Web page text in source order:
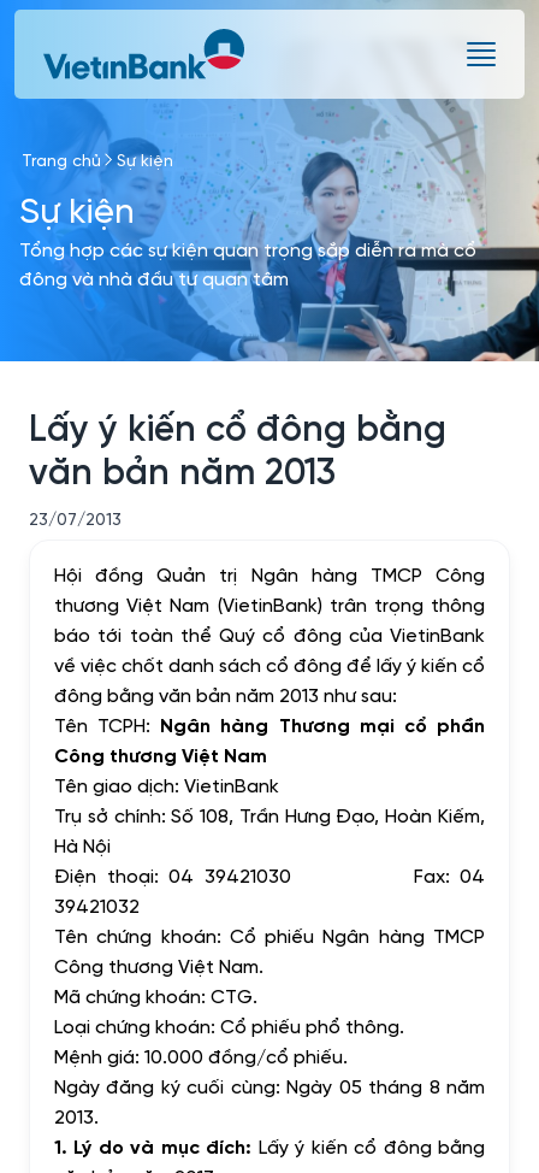
Skip to Main Content
Trang chủ Sự kiện
Sự kiện
Tổng hợp các sự kiện quan trọng sắp diễn ra mà cổ
đông và nhà đầu tư quan tâm
Lấy ý kiến cổ đông bằng
văn bản năm 2013
23/07/2013
Hội đồng Quản trị Ngân hàng TMCP Công
thương Việt Nam (VietinBank) trân trọng thông
báo tới toàn thể Quý cổ đông của VietinBank
về việc chốt danh sách cổ đông để lấy ý kiến cổ
đông bằng văn bản năm 2013 như sau:
Tên TCPH: Ngân hàng Thương mại cổ phần
Công thương Việt Nam
Tên giao dịch: VietinBank
Trụ sở chính: Số108, Trần Hưng Đạo, Hoàn Kiếm,
Hà Nội
Điện thoại: 04 39421030 Fax: 04
39421032
Tên chứng khoán: Cổ phiếu Ngân hàng TMCP
Công thương Việt Nam.
Mã chứng khoán: CTG.
Loại chứng khoán: Cổ phiếu phổ thông.
Mệnh giá: 10.000 đồng/cổ phiếu.
Ngày đăng ký cuối cùng: Ngày 05 tháng 8 năm
2013.
1. Lý do và mục đích: Lấy ý kiến cổ đông bằng